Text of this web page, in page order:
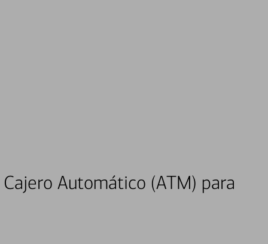
Automático (ATM) para